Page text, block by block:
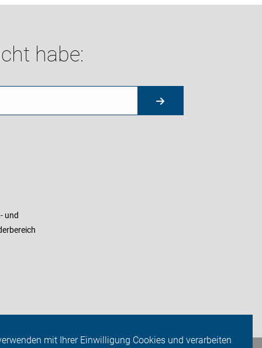
mit Ihrer Einwilligung Cookies und verarbeiten
habe:
und